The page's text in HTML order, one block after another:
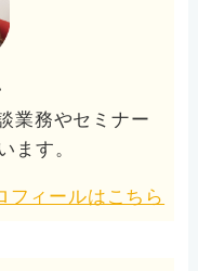
業務やセミナー
ます。
フィールはこちら